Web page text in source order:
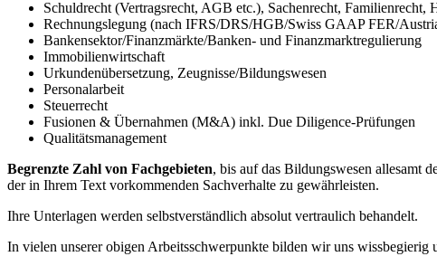
Schuldrecht (Vertragsrecht, AGB etc.), Sachenrecht,
Rechnungslegung (nach IFRS/DRS/HGB/Swiss GAAP FER/
Bankensektor/Finanzmärkte/Banken- und Finanzmarktregulierung
Immobilienwirtschaft
Urkundenübersetzung, Zeugnisse/Bildungswesen
Personalarbeit
Steuerrecht
Fusionen & Übernahmen (M&A) inkl. Due Diligence-Prüfungen
Qualitätsmanagement
Begrenzte Zahl von Fachgebieten, bis auf das Bildungswesen allesamt
der in Ihrem Text vorkommenden Sachverhalte zu gewährleisten.
Ihre Unterlagen werden selbstverständlich absolut vertraulich behandelt.
In vielen unserer obigen Arbeitsschwerpunkte bilden wir uns wissbegierig